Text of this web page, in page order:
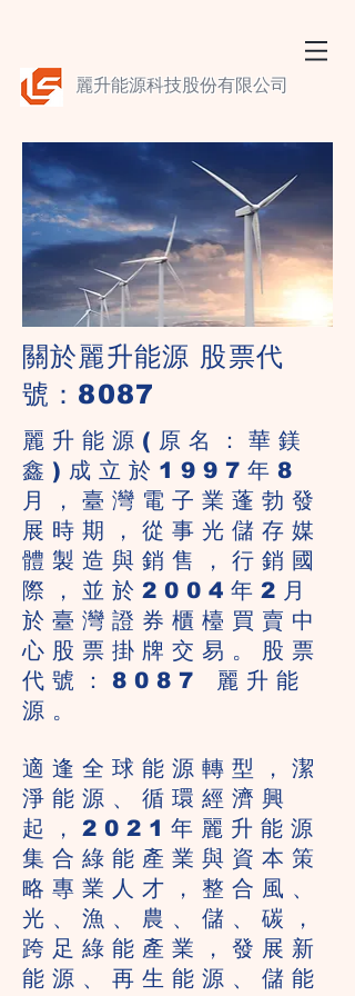
麗升能源科技股份有限公司
關於麗升能源 股票代
號：8087
麗升能源(原名：華鎂
鑫)成立於1997年8
月，臺灣電子業蓬勃發
展時期，從事光儲存媒
體製造與銷售，行銷國
際，並於2004年2月
於臺灣證券櫃檯買賣中
心股票掛牌交易。股票
代號：8087 麗升能
源。
適逢全球能源轉型，潔
淨能源、循環經濟興
起，2021年麗升能源
集合綠能產業與資本策
略專業人才，整合風、
光、漁、農、儲、碳，
跨足綠能產業，發展新
能源、再生能源、儲能